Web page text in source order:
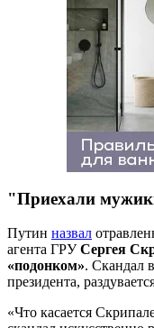
"Приехали
Путин назвал
агента ГРУСергея
«подонком». Скандал
президента,
«Что касается